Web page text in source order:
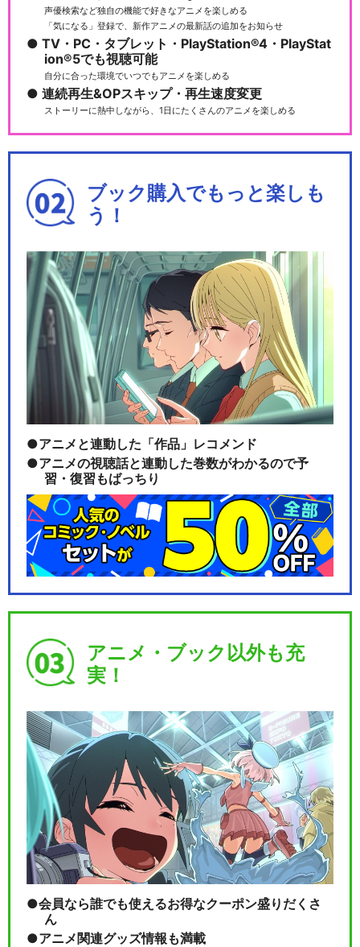
声優検索など独自の機能で好きなアニメを楽しめる
「気になる」登録で、新作アニメの最新話の追加をお知らせ
TV・PC・タブレット・PlayStation®4・PlayStat
ion®5でも視聴可能
自分に合った環境でいつでもアニメを楽しめる
連続再生&OPスキップ・再生速度変更
ストーリーに熱中しながら、1日にたくさんのアニメを楽しめる
ブック購入でもっと楽しも
う！
アニメと連動した「作品」レコメンド
アニメの視聴話と連動した巻数がわかるので予
習・復習もばっちり
アニメ・ブック以外も充
実！
会員なら誰でも使えるお得なクーポン盛りだくさ
ん
アニメ関連グッズ情報も満載